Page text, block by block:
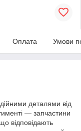
Оплата Умови
деталями від
— запчастини
відповідають